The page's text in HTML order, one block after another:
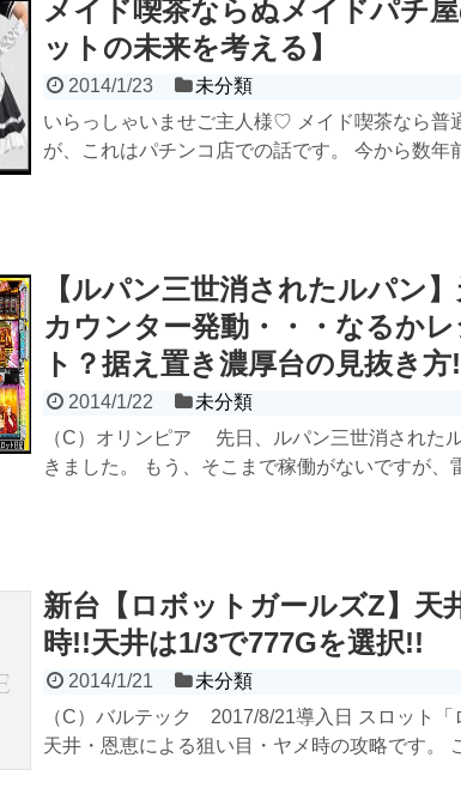
メイド喫茶ならぬメイドパチ
ットの未来を考える】
2014/1/23
未分類
いらっしゃいませご主人様♡ メイド喫茶なら普
が、これはパチンコ店での話です。 今から数年
【ルパン三世消されたルパン
カウンター発動・・・なるか
ト？据え置き濃厚台の見抜き方
2014/1/22
未分類
（C）オリンピア 先日、ルパン三世消された
きました。 もう、そこまで稼働がないですが、
新台【ロボットガールズZ】天
時!!天井は1/3で777Gを選択!!
2014/1/21
未分類
（C）バルテック 2017/8/21導入日 スロット「
天井・恩恵による狙い目・ヤメ時の攻略です。